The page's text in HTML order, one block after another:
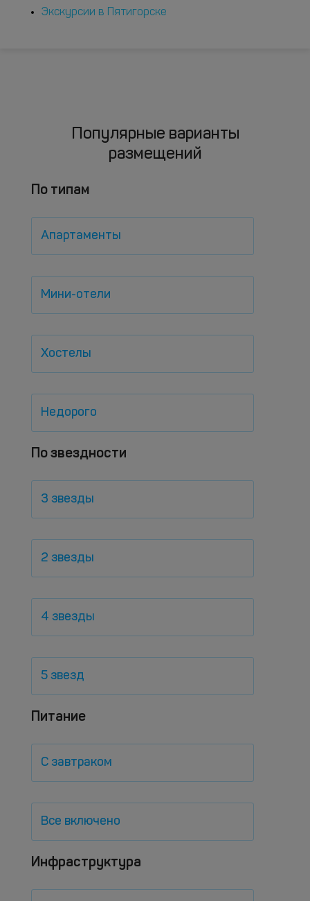
Экскурсии в Пятигорске
Популярные варианты
размещений
По типам
Апартаменты
Мини-отели
Хостелы
Недорого
По звездности
3 звезды
2 звезды
4 звезды
5 звезд
Питание
С завтраком
Все включено
Инфраструктура